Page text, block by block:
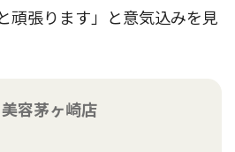
頑張ります」と意気込みを見
容茅ヶ崎店